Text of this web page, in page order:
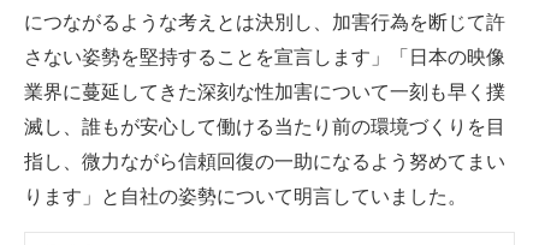
につながるような考えとは決別し、加害行為を断じて許
さない姿勢を堅持することを宣言します」「日本の映像
業界に蔓延してきた深刻な性加害について一刻も早く撲
滅し、誰もが安心して働ける当たり前の環境づくりを目
指し、微力ながら信頼回復の一助になるよう努めてまい
ります」と自社の姿勢について明言していました。